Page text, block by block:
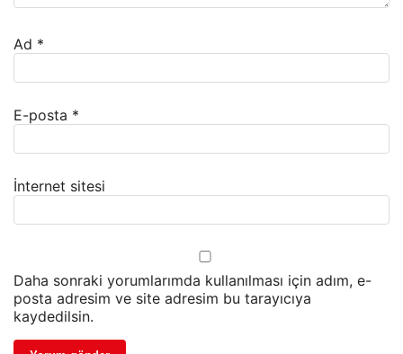
Ad *
E-posta *
İnternet sitesi
Daha sonraki yorumlarımda kullanılması için adım, e-
posta adresim ve site adresim bu tarayıcıya
kaydedilsin.